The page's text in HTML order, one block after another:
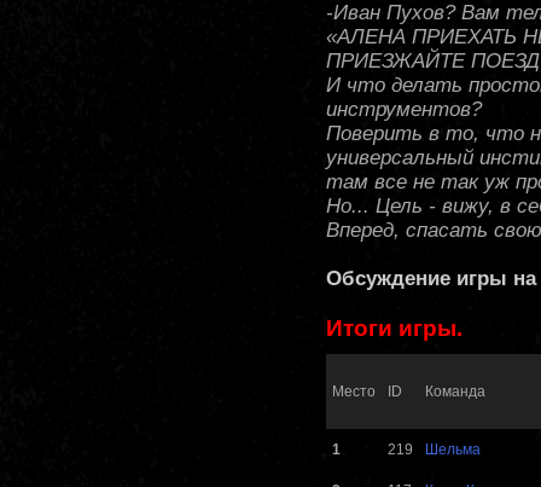
-Иван Пухов? Вам
«АЛЕНА ПРИЕХАТЬ
ПРИЕЗЖАЙТЕ
И что делать
инструментов?
Поверить в то, что
универсальный
там все не так уж
Но... Цель - вижу, в
Вперед, спасать
Обсуждение игры
Итоги игры.
Место ID Команда
1 219 Шельма